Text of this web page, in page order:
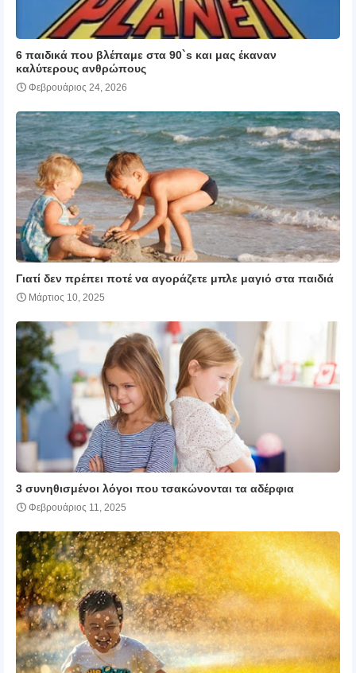
6 παιδικά που βλέπαμε στα 90`s και μας έκαναν
καλύτερους ανθρώπους
Φεβρουάριος 24, 2026
Γιατί δεν πρέπει ποτέ να αγοράζετε μπλε μαγιό στα παιδιά
Μάρτιος 10, 2025
3 συνηθισμένοι λόγοι που τσακώνονται τα αδέρφια
Φεβρουάριος 11, 2025